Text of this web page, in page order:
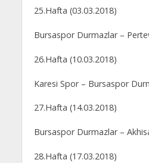
25.Hafta (03.03.2018)
Bursaspor Durmazlar –
26.Hafta (10.03.2018)
Karesi Spor – Bursaspor
27.Hafta (14.03.2018)
Bursaspor Durmazlar –
28.Hafta (17.03.2018)